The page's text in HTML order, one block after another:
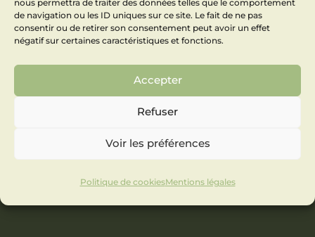
nous permettra de traiter des données telles que le comportement
de navigation ou les ID uniques sur ce site. Le fait de ne pas
consentir ou de retirer son consentement peut avoir un effet
négatif sur certaines caractéristiques et fonctions.
Accepter
Refuser
Voir les préférences
Politique de cookiesMentions légales